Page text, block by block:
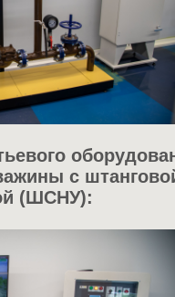
с
(ШСНУ):